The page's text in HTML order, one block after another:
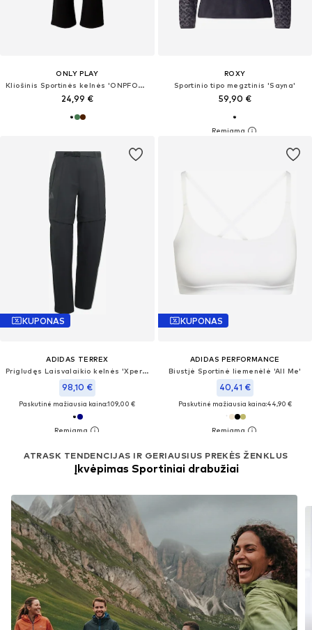
ONLY PLAY
Kliošinis Sportinės kelnės 'ONPFOLD'
24,99 €
ROXY
Sportinio tipo megztinis 'Sayna'
59,90 €
KUPONAS
ADIDAS TERREX
Prigludęs Laisvalaikio kelnės 'Xperior Utilitas'
98,10 €
Paskutinė mažiausia kaina:109,00 €
KUPONAS
ADIDAS PERFORMANCE
Biustjė Sportinė liemenėlė 'All Me'
40,41 €
Paskutinė mažiausia kaina:44,90 €
ATRASK TENDENCIJAS IR GERIAUSIUS PREKĖS ŽENKLUS
Įkvėpimas Sportiniai drabužiai